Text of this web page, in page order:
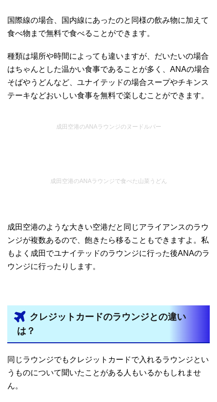
国際線の場合、国内線にあったのと同様の飲み物に加えて
食べ物まで無料で食べることができます。
種類は場所や時間によっても違いますが、だいたいの場合
はちゃんとした温かい食事であることが多く、ANAの場合
そばやうどんなど、ユナイテッドの場合スープやチキンス
テーキなどおいしい食事を無料で楽しむことができます。
成田空港のANAラウンジのヌードルバー
成田空港のANAラウンジで食べた山菜うどん
成田空港のような大きい空港だと同じアライアンスのラウ
ンジが複数あるので、飽きたら移ることもできますよ。私
もよく成田でユナイテッドのラウンジに行った後ANAのラ
ウンジに行ったりします。
クレジットカードのラウンジとの違い
は？
同じラウンジでもクレジットカードで入れるラウンジとい
うものについて聞いたことがある人もいるかもしれませ
ん。